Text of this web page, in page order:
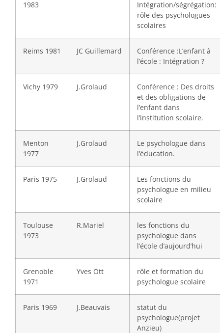
1983
Intégration/ségrégation:
rôle des psychologues
scolaires
Reims 1981 JC Guillemard
Conférence :L’enfant à
l’école : Intégration ?
Vichy 1979 J.Grolaud
Conférence : Des droits
et des obligations de
l’enfant dans
l’institution scolaire.
Menton
1977
J.Grolaud
Le psychologue dans
l’éducation.
Paris 1975 J.Grolaud
Les fonctions du
psychologue en milieu
scolaire
Toulouse
1973
R.Mariel
les fonctions du
psychologue dans
l’école d’aujourd’hui
Grenoble
1971
Yves Ott
rôle et formation du
psychologue scolaire
Paris 1969 J.Beauvais
statut du
psychologue(projet
Anzieu)